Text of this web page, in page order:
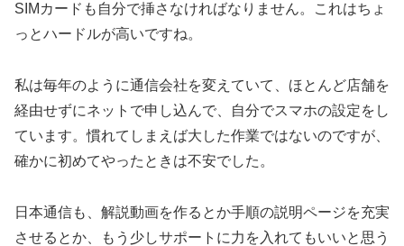
SIMカードも自分で挿さなければなりません。これはちょ
っとハードルが高いですね。
私は毎年のように通信会社を変えていて、ほとんど店舗を
経由せずにネットで申し込んで、自分でスマホの設定をし
ています。慣れてしまえば大した作業ではないのですが、
確かに初めてやったときは不安でした。
日本通信も、解説動画を作るとか手順の説明ページを充実
させるとか、もう少しサポートに力を入れてもいいと思う